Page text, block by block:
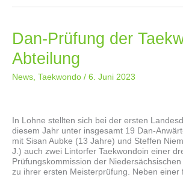
Dan-Prüfung der
Abteilung
News, Taekwondo / 6. Juni 2023
In Lohne stellten sich bei der ersten
diesem Jahr unter insgesamt 19 Dan-
mit Sisan Aubke (13 Jahre) und Steffen
J.) auch zwei Lintorfer Taekwondoin einer
Prüfungskommission der
zu ihrer ersten Meisterprüfung. Neben einer